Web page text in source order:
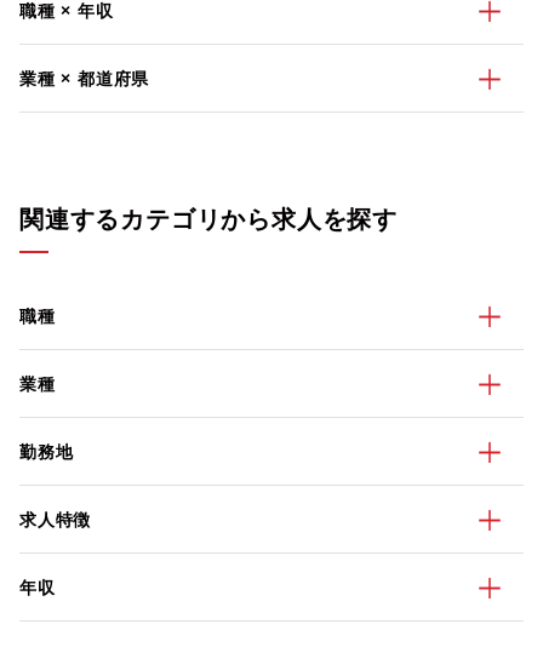
職種 × 年収
業種 × 都道府県
関連するカテゴリから求人を探す
職種
業種
勤務地
求人特徴
年収